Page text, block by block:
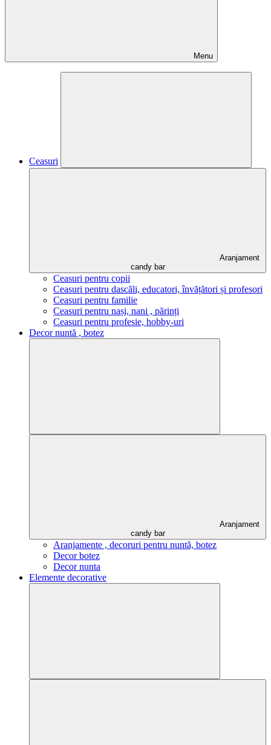
Menu
Ceasuri
Aranjament
candy bar
Ceasuri pentru copii
Ceasuri pentru dascăli, educatori, învățători și profesori
Ceasuri pentru familie
Ceasuri pentru nași, nani , părinți
Ceasuri pentru profesie, hobby-uri
Decor nuntă , botez
Aranjament
candy bar
Aranjamente , decoruri pentru nuntă, botez
Decor botez
Decor nunta
Elemente decorative